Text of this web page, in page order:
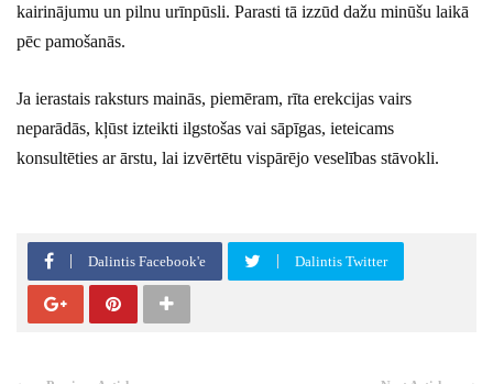
kairinājumu un pilnu urīnpūsli. Parasti tā izzūd dažu minūšu laikā
pēc pamošanās.
Ja ierastais raksturs mainās, piemēram, rīta erekcijas vairs
neparādās, kļūst izteikti ilgstošas vai sāpīgas, ieteicams
konsultēties ar ārstu, lai izvērtētu vispārējo veselības stāvokli.
Dalintis Facebook'e Dalintis Twitter